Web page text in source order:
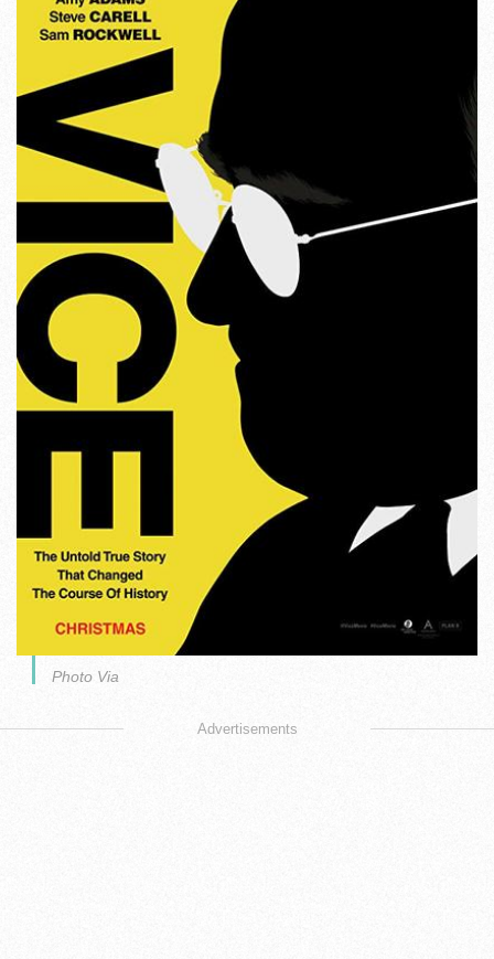
Photo Via
Advertisements